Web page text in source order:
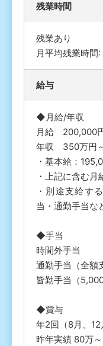
残業時間
残業あり
月平均残業時間
給与
◆月給/年収
月給 200,000
年収 350万円
・基本給：
・上記に含む月
・別途支給す
当・通勤手当な
◆手当
時間外手当
通勤手当（全額
皆勤手当（5,000
◆賞与
年2回（8月、12
昨年実績 80万